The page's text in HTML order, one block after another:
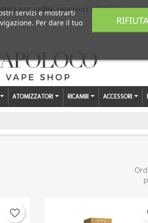
per ordini superiori a € 59,00
ATOMIZZATORI RICAMBI ACCESSORI
favorite_border
servizi e mostrarti
Per dare il tuo